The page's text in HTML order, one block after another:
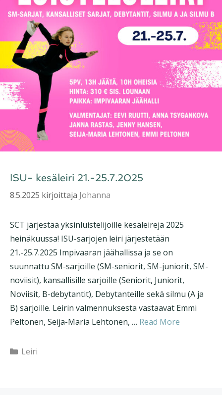
ISU- kesäleiri 21.-25.7.2025
8.5.2025 kirjoittaja Johanna
SCT järjestää yksinluistelijoille kesäleirejä 2025
heinäkuussa! ISU-sarjojen leiri järjestetään
21.-25.7.2025 Impivaaran jäähallissa ja se on
suunnattu SM-sarjoille (SM-seniorit, SM-juniorit, SM-
noviisit), kansallisille sarjoille (Seniorit, Juniorit,
Noviisit, B-debytantit), Debytanteille sekä silmu (A ja
B) sarjoille. Leirin valmennuksesta vastaavat Emmi
Peltonen, Seija-Maria Lehtonen, … Read More
Kategoriat
Leiri